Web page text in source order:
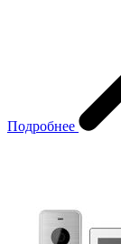
Подробнее